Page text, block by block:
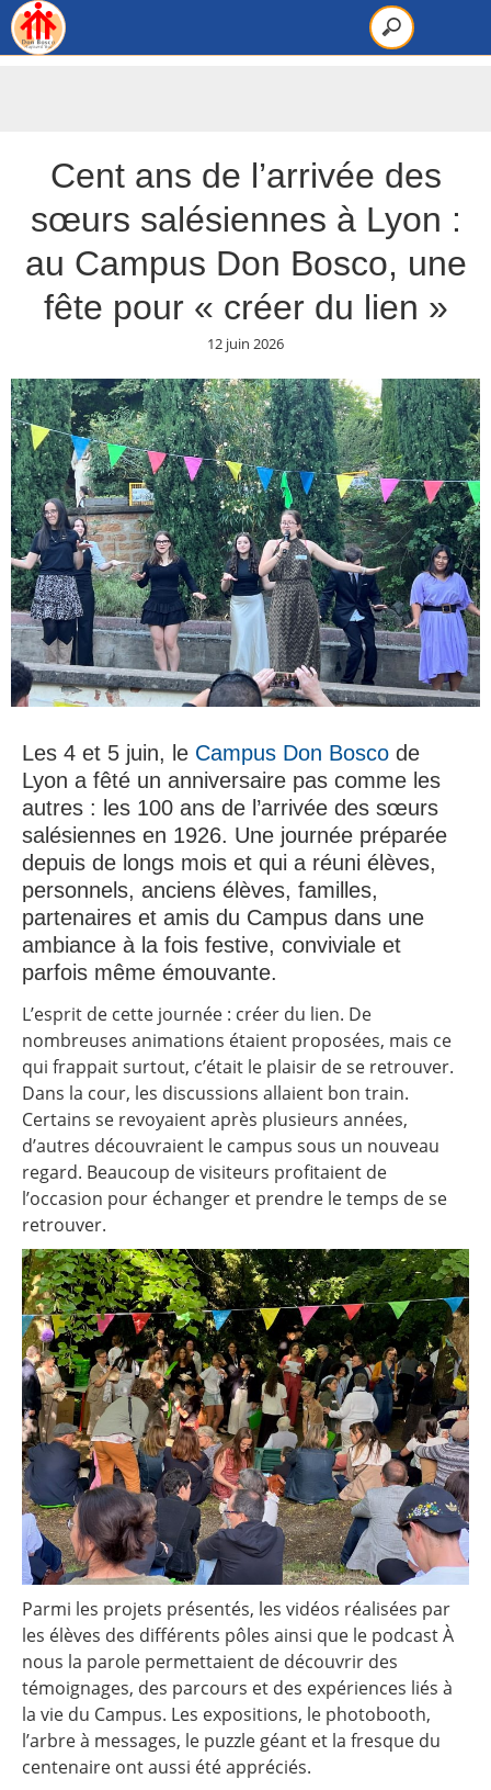
Cent ans de l’arrivée des
sœurs salésiennes à Lyon :
au Campus Don Bosco, une
fête pour « créer du lien »
12 juin 2026
Les 4 et 5 juin, le Campus Don Bosco de
Lyon a fêté un anniversaire pas comme les
autres : les 100 ans de l’arrivée des sœurs
salésiennes en 1926. Une journée préparée
depuis de longs mois et qui a réuni élèves,
personnels, anciens élèves, familles,
partenaires et amis du Campus dans une
ambiance à la fois festive, conviviale et
parfois même émouvante.
L’esprit de cette journée : créer du lien. De
nombreuses animations étaient proposées, mais ce
qui frappait surtout, c’était le plaisir de se retrouver.
Dans la cour, les discussions allaient bon train.
Certains se revoyaient après plusieurs années,
d’autres découvraient le campus sous un nouveau
regard. Beaucoup de visiteurs profitaient de
l’occasion pour échanger et prendre le temps de se
retrouver.
Parmi les projets présentés, les vidéos réalisées par
les élèves des différents pôles ainsi que le podcast À
nous la parole permettaient de découvrir des
témoignages, des parcours et des expériences liés à
la vie du Campus. Les expositions, le photobooth,
l’arbre à messages, le puzzle géant et la fresque du
centenaire ont aussi été appréciés.